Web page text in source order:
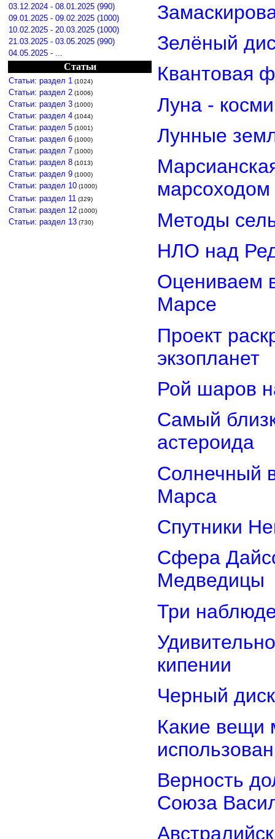
03.12.2024 - 08.01.2025 (990)
09.01.2025 - 09.02.2025 (1000)
10.02.2025 - 20.03.2025 (1000)
21.03.2025 - 03.05.2025 (990)
04.05.2025 - ...
Статьи
Статьи: раздел 1 (1024)
Статьи: раздел 2 (1006)
Статьи: раздел 3 (1000)
Статьи: раздел 4 (1044)
Статьи: раздел 5 (1001)
Статьи: раздел 6 (1000)
Статьи: раздел 7 (1000)
Статьи: раздел 8 (1013)
Статьи: раздел 9 (1000)
Статьи: раздел 10 (1000)
Статьи: раздел 11 (329)
Статьи: раздел 12 (1000)
Статьи: раздел 13 (730)
Зелёный
Квантовая
Луна -
Лунные
марсоходом
Методы
НЛО над
Оцениваем
Марсе
Проект
экзопланет
Рой шаров
Самый
астероида
Солнечный
Марса
Спутники
Сфера
Медведицы
Три
кипении
Черный
Какие вещи
Верность
Союза